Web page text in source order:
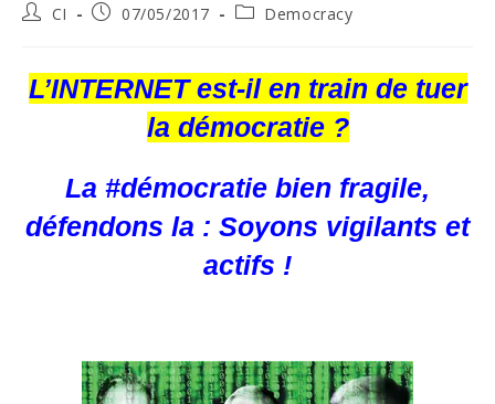
PostCI
Post07/05/2017
PostDemocracy
L’INTERNET est-il en train de tuer
la démocratie ?
La #démocratie bien fragile,
défendons la : Soyons vigilants et
actifs !